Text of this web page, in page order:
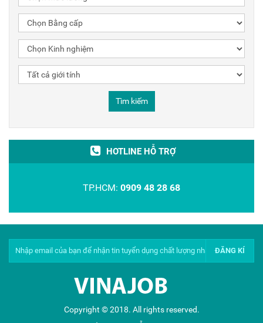
Tìm kiếm
HOTLINE HỖ TRỢ
TP.HCM: 0909 48 28 68
Copyright © 2018. All rights reserved.